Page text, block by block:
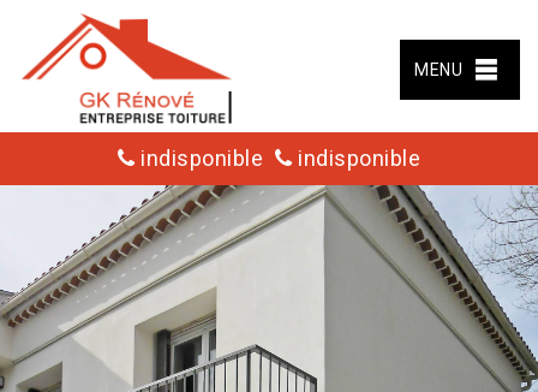
MENU
indisponible indisponible